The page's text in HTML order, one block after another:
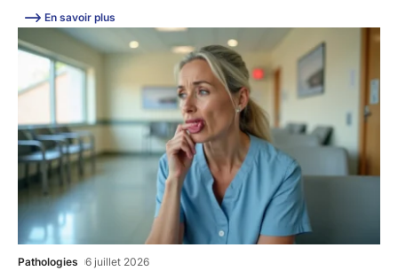
En savoir plus
Pathologies 6 juillet 2026